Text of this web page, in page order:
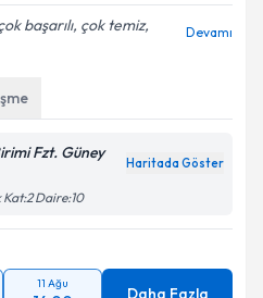
başarılı, çok temiz,
Devamı
Fzt. Güney
Haritada Göster
Daire:10
11 Ağu
Daha Fazla